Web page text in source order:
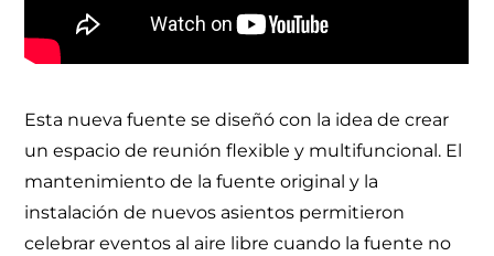
Esta nueva fuente se diseñó con la idea de crear
un espacio de reunión flexible y multifuncional. El
mantenimiento de la fuente original y la
instalación de nuevos asientos permitieron
celebrar eventos al aire libre cuando la fuente no